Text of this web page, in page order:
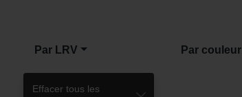
Par LRV Par couleur
Effacer tous les